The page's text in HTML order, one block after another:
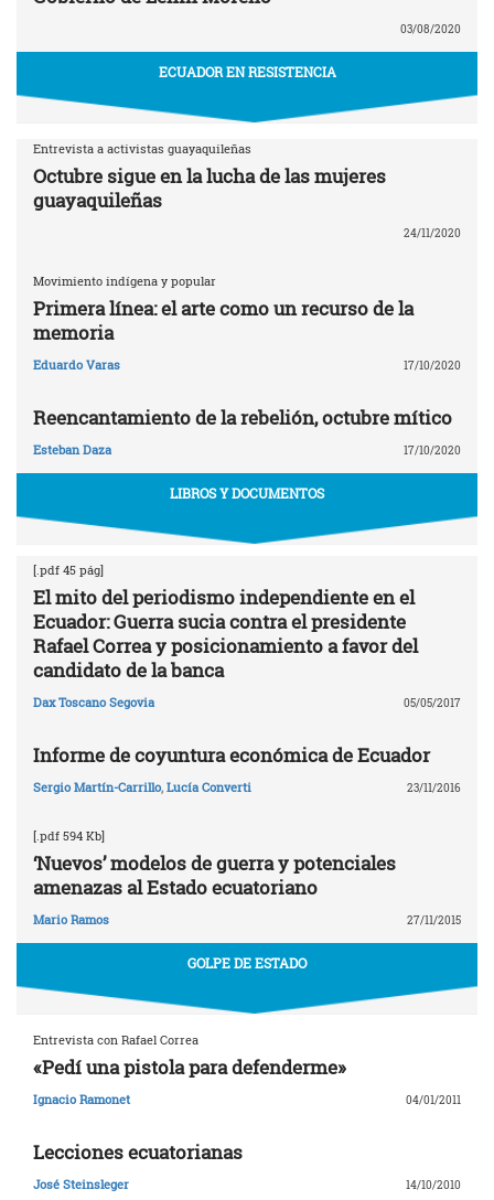
03/08/2020
ECUADOR EN RESISTENCIA
Entrevista a activistas guayaquileñas
Octubre sigue en la lucha de las mujeres
guayaquileñas
24/11/2020
Movimiento indígena y popular
Primera línea: el arte como un recurso de la
memoria
Eduardo Varas 17/10/2020
Reencantamiento de la rebelión, octubre mítico
Esteban Daza 17/10/2020
LIBROS Y DOCUMENTOS
[.pdf 45 pág]
El mito del periodismo independiente en el
Ecuador: Guerra sucia contra el presidente
Rafael Correa y posicionamiento a favor del
candidato de la banca
Dax Toscano Segovia 05/05/2017
Informe de coyuntura económica de Ecuador
Sergio Martín-Carrillo, Lucía Converti 23/11/2016
[.pdf 594 Kb]
‘Nuevos’ modelos de guerra y potenciales
amenazas al Estado ecuatoriano
Mario Ramos 27/11/2015
GOLPE DE ESTADO
Entrevista con Rafael Correa
«Pedí una pistola para defenderme»
Ignacio Ramonet 04/01/2011
Lecciones ecuatorianas
José Steinsleger 14/10/2010